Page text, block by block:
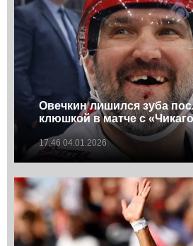
Овечкин лишился зуба
клюшкой в матче с
17:46 04.01.2026